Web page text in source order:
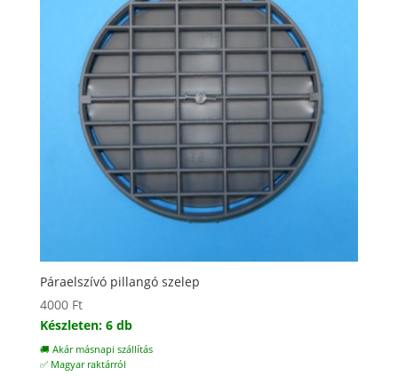
Páraelszívó pillangó szelep
4000 Ft
Készleten: 6 db
🚚 Akár másnapi szállítás
✅ Magyar raktárról